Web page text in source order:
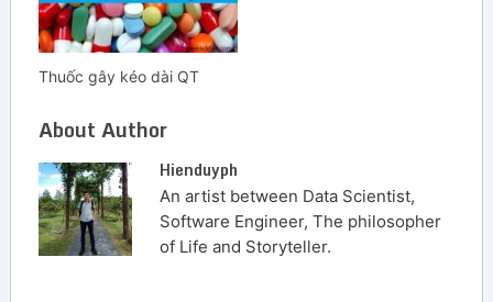
Thuốc gây kéo dài QT
About Author
Hienduyph
An artist between Data Scientist,
Software Engineer, The philosopher
of Life and Storyteller.